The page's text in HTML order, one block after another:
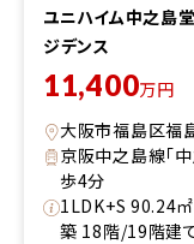
ユニハイム中之島
ジデンス
11,400万円
大阪市福島区福
京阪中之島線「
歩4分
1LDK+S 90.24
築 18階/19階建